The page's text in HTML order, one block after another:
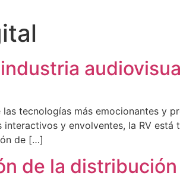
tecnologías más emocionantes y
y envolventes, la RV está
de […]
de la